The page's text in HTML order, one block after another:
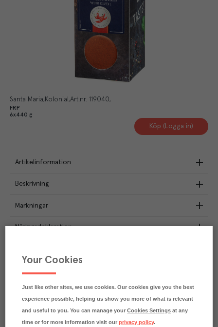
Santa Maria Kolonial Art.nr. 119040
FRP
6x440 g
Köp (Logga in)
Artikelinformation
Beskrivning
Märkningar
Näringsdeklaration
CO₂e/kg
Varje kilo av varan påverkar klimatet motsvarande
Läs mer om hur vi beräknar klimatavtryck
Your Cookies
Just like other sites, we use cookies. Our cookies give you the best
experience possible, helping us show you more of what is relevant
and useful to you. You can manage yourCookies Settings at any
time or for more information visit ourprivacy policy.